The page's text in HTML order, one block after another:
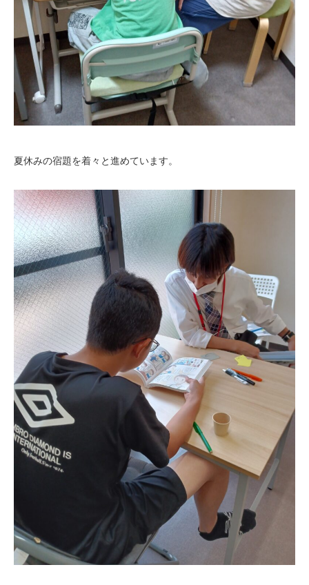
夏休みの宿題を着々と進めています。